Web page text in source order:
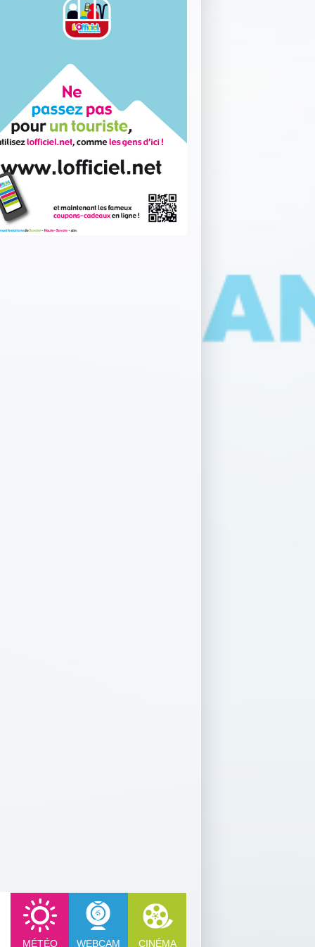
MÉTÉO WEBCAM CINÉMA